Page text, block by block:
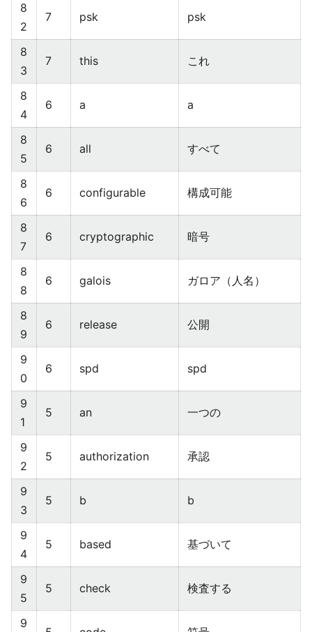
8
2
7 psk psk
8
3
7 this これ
8
4
6 a a
8
5
6 all すべて
8
6
6 configurable 構成可能
8
7
6 cryptographic 暗号
8
8
6 galois ガロア（人名）
8
9
6 release 公開
9
0
6 spd spd
9
1
5 an 一つの
9
2
5 authorization 承認
9
3
5 b b
9
4
5 based 基づいて
9
5
5 check 検査する
9